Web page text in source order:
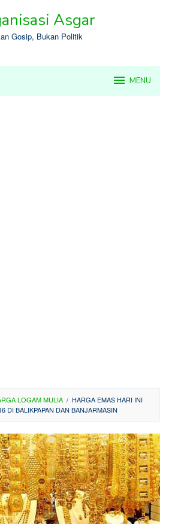
Asgar
Gosip, Bukan Politik
MENU
LOGAM MULIA / HARGA EMAS HARI INI
DI BALIKPAPAN DAN BANJARMASIN